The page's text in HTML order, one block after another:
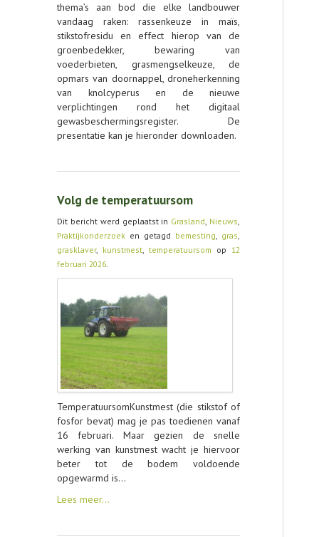
thema’s aan bod die elke landbouwer
vandaag raken: rassenkeuze in maïs,
stikstofresidu en effect hierop van de
groenbedekker, bewaring van
voederbieten, grasmengselkeuze, de
opmars van doornappel, droneherkenning
van knolcyperus en de nieuwe
verplichtingen rond het digitaal
gewasbeschermingsregister. De
presentatie kan je hieronder downloaden.
Volg de temperatuursom
Dit bericht werd geplaatst in Grasland, Nieuws,
Praktijkonderzoek en getagd bemesting, gras,
grasklaver, kunstmest, temperatuursom op 12
februari 2026.
TemperatuursomKunstmest (die stikstof of
fosfor bevat) mag je pas toedienen vanaf
16 februari. Maar gezien de snelle
werking van kunstmest wacht je hiervoor
beter tot de bodem voldoende
opgewarmd is…
Lees meer…